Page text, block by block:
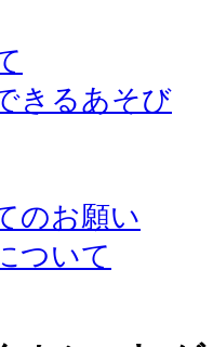
きるあそび
のお願い
ついて